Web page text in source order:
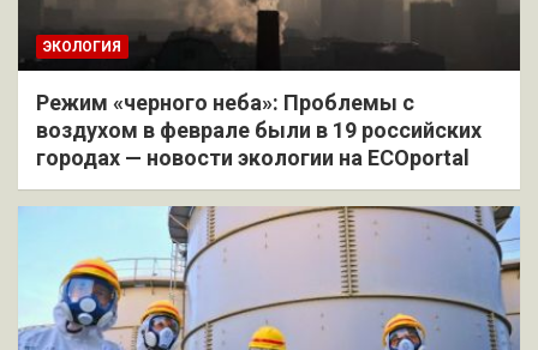
ЭКОЛОГИЯ
Режим «черного неба»: Проблемы с
воздухом в феврале были в 19 российских
городах — новости экологии на ECOportal